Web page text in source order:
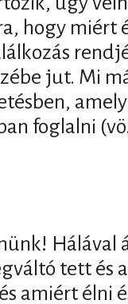
hogy miért
jut. Mi
foglalni
Hálával
tett és
amiért élni